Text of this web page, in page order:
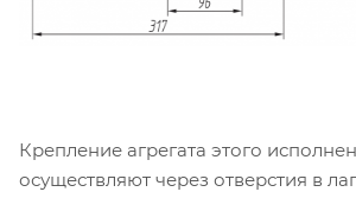
Крепление агрегата этого
осуществляют через отверстия в